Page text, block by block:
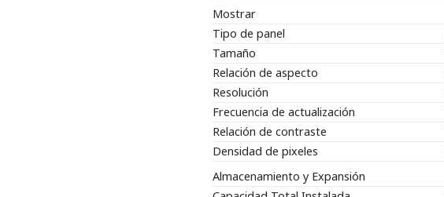
Mostrar
Tipo de panel
Tamaño
Relación de aspecto
Resolución
Frecuencia de actualización
Relación de contraste
Densidad de pixeles
Almacenamiento y Expansión